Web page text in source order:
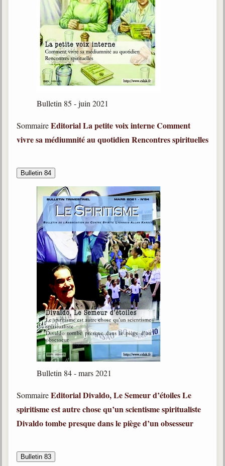
Bulletin 85 - juin 2021
SommaireEditorialLa petite voix interneComment
vivre sa médiumnité au quotidienRencontres spirituelles
Bulletin 84
Bulletin 84 - mars 2021
SommaireEditorialDivaldo, Le Semeur d’étoilesLe
spiritisme est autre chose qu’un scientisme spiritualiste
Divaldo tombe presque dans le piège d’un obsesseur
Bulletin 83